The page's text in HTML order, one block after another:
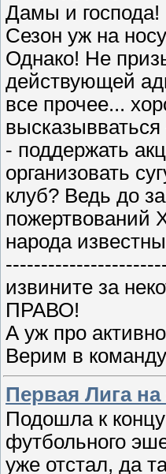
Дамы и господа!
Сезон уж на
Однако! Не
действующей
все прочее...
- поддержать
организовать
клуб? Ведь до
пожертвований
народа
извините за
ПРАВО!
А уж про
Верим в
Первая Лига
Подошла к
футбольного
уже отстал, да